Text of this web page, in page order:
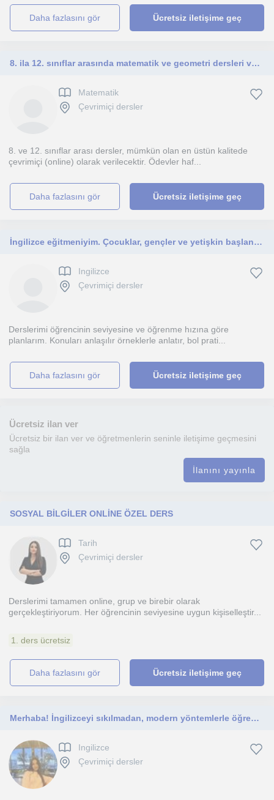
daha fazlasını gör Ücretsiz iletişime geç
8. ila 12. sınıflar arasında matematik ve geometri dersleri verme konusunda 12 yıllık deneyimim var. Uluslararası okullar oğretmen
Matematik
Çevrimiçi dersler
8. ve 12. sınıflar arası dersler, mümkün olan en üstün kalitede
çevrimiçi (online) olarak verilecektir. Ödevler haf...
daha fazlasını gör Ücretsiz iletişime geç
İngilizce eğitmeniyim. Çocuklar, gençler ve yetişkin başlangıç seviyesi öğrencilerle çalışıyorum.
Ingilizce
Çevrimiçi dersler
Derslerimi öğrencinin seviyesine ve öğrenme hızına göre
planlarım. Konuları anlaşılır örneklerle anlatır, bol prati...
daha fazlasını gör Ücretsiz iletişime geç
Ücretsiz ilan ver
Ücretsiz bir ilan ver ve öğretmenlerin seninle iletişime geçmesini
sağla
İlanını yayınla
SOSYAL BİLGİLER ONLİNE ÖZEL DERS
Tarih
Çevrimiçi dersler
Derslerimi tamamen online, grup ve birebir olarak
gerçekleştiriyorum. Her öğrencinin seviyesine uygun kişiselleştir...
1. ders ücretsiz
daha fazlasını gör Ücretsiz iletişime geç
Merhaba! İngilizceyi sıkılmadan, modern yöntemlerle öğrenmek isteyen her yaş grubundan ve seviyeden öğrenciye ders verebilir.
Ingilizce
Çevrimiçi dersler